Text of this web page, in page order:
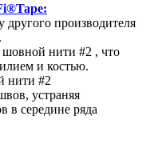
другого производителя
шовной нити #2 , что
и костью.
нити #2
устраняя
в середине ряда